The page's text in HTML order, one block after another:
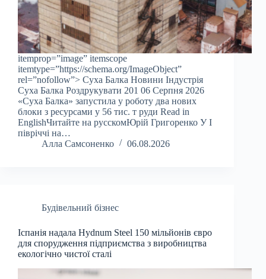
itemprop=”image” itemscope
itemtype=”https://schema.org/ImageObject”
rel=”nofollow”> Суха Балка Новини Індустрія
Суха Балка Роздрукувати 201 06 Серпня 2026
«Суха Балка» запустила у роботу два нових
блоки з ресурсами у 56 тис. т руди Read in
EnglishЧитайте на русскомЮрій Григоренко У І
півріччі на…
Алла Самсоненко
06.08.2026
Будівельний бізнес
Іспанія надала Hydnum Steel 150 мільйонів євро
для спорудження підприємства з виробництва
екологічно чистої сталі